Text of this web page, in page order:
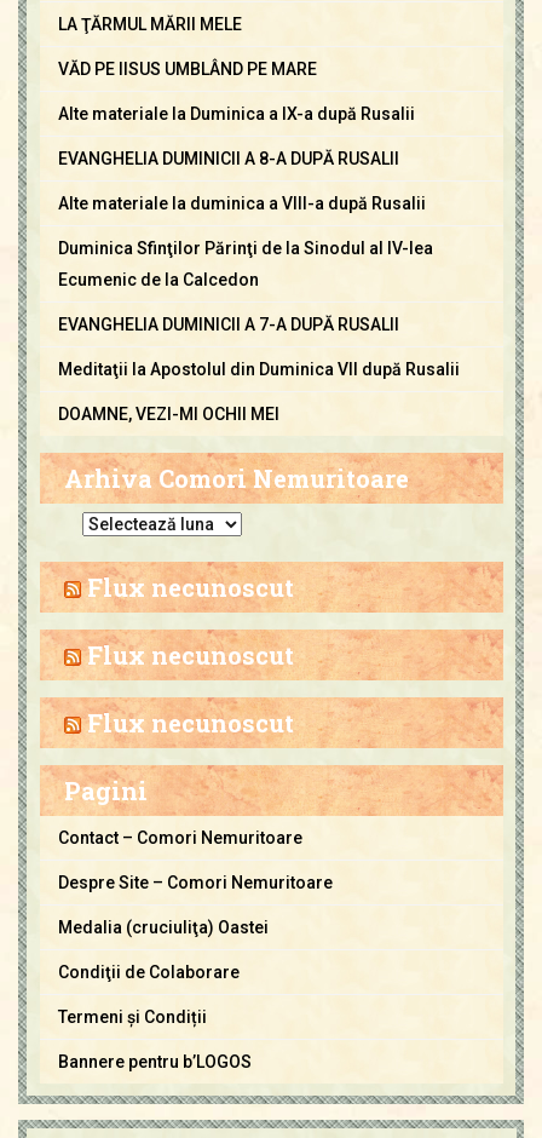
LA ŢĂRMUL MĂRII MELE
VĂD PE IISUS UMBLÂND PE MARE
Alte materiale la Duminica a IX-a după Rusalii
EVANGHELIA DUMINICII A 8-A DUPĂ RUSALII
Alte materiale la duminica a VIII-a după Rusalii
Duminica Sfinţilor Părinţi de la Sinodul al IV-lea
Ecumenic de la Calcedon
EVANGHELIA DUMINICII A 7-A DUPĂ RUSALII
Meditaţii la Apostolul din Duminica VII după Rusalii
DOAMNE, VEZI-MI OCHII MEI
Arhiva Comori Nemuritoare
h
i
a
C
o
m
i
u
o
Flux necunoscut
Flux necunoscut
Flux necunoscut
Pagini
Contact – Comori Nemuritoare
Despre Site – Comori Nemuritoare
Medalia (cruciuliţa) Oastei
Condiţii de Colaborare
Termeni și Condiții
Bannere pentru b’LOGOS